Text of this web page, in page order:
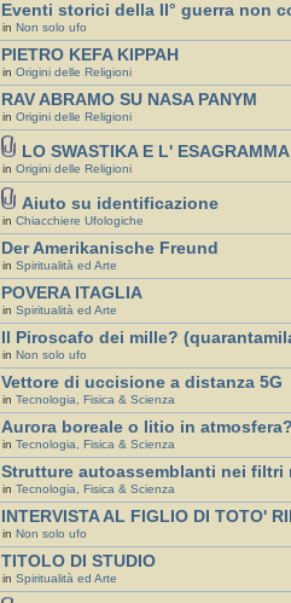
Eventi storici della II° guerra non
in Non solo ufo
PIETRO KEFA KIPPAH
in Origini delle Religioni
RAV ABRAMO SU NASA PANYM
in Origini delle Religioni
LO SWASTIKA E L' ESAGRAMMA
in Origini delle Religioni
Aiuto su identificazione
in Chiacchiere Ufologiche
Der Amerikanische Freund
in Spiritualità ed Arte
POVERA ITAGLIA
in Spiritualità ed Arte
Il Piroscafo dei mille?
in Non solo ufo
Vettore di uccisione a distanza 5G
in Tecnologia, Fisica & Scienza
Aurora boreale o litio in atmosfera?
in Tecnologia, Fisica & Scienza
Strutture autoassemblanti nei filtri
in Tecnologia, Fisica & Scienza
INTERVISTA AL FIGLIO DI TOTO'
in Non solo ufo
TITOLO DI STUDIO
in Spiritualità ed Arte